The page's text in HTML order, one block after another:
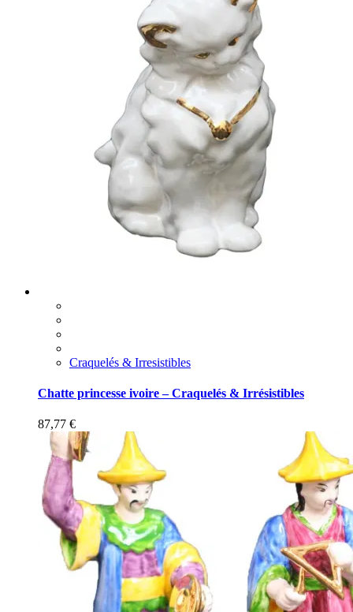
Craquelés & Irresistibles
Chatte princesse ivoire – Craquelés & Irrésistibles
87,77 €